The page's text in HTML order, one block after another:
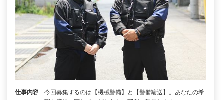
仕事内容
今回募集するのは【機械警備】と【警備輸送】。あなたの希